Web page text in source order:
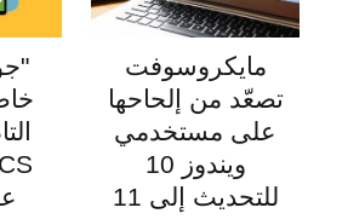
مايكروسوفت
تصعّد من إلحاحها
على مستخدمي
ويندوز 10
للتحديث إلى 11